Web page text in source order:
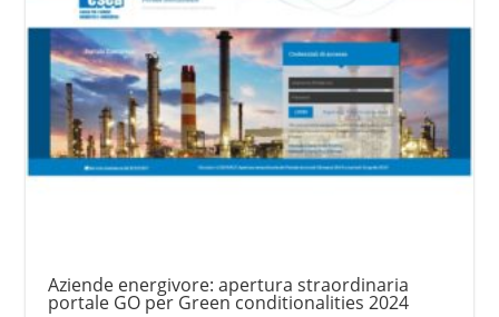
Aziende energivore: apertura straordinaria
portale GO per Green conditionalities 2024